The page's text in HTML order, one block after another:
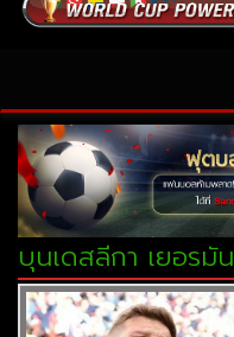
บุนเดสลีกา เยอรมัน